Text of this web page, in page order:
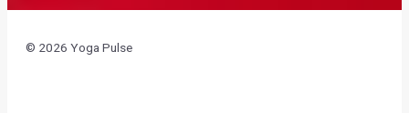
© 2026 Yoga Pulse